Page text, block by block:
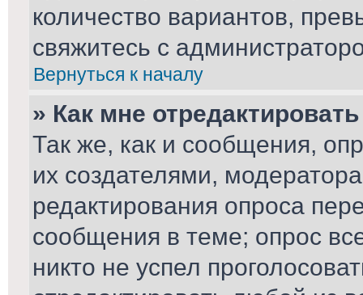
количество вариантов,
свяжитесь с
Вернуться к началу
» Как мне
Так же, как и сообщения,
их создателями,
редактирования опроса
сообщения в теме; опрос
никто не успел